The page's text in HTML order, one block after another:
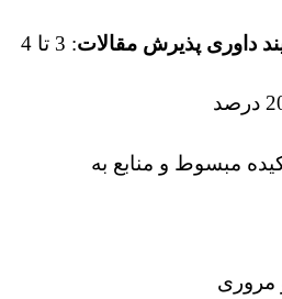
داوری پذیرش مقالات
: 3 تا 4
مبسوط و منابع به
مروری